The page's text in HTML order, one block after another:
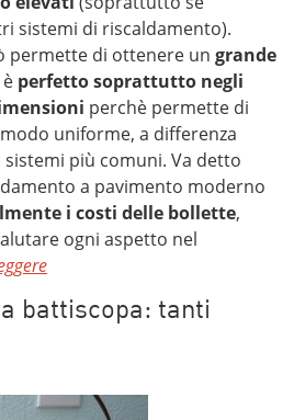
sistemi di riscaldamento).
permette di ottenere un grande
perfetto soprattutto negli
perchè permette di
uniforme, a differenza
più comuni. Va detto
a pavimento moderno
i costi delle bollette,
ogni aspetto nel
battiscopa: tanti